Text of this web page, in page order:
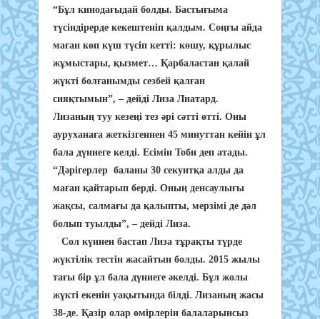
“Бұл кинодағыдай болды. Бастығыма
түсіндірерде кекештеніп қалдым. Соңғы айда
маған көп күш түсіп кетті: көшу, құрылыс
жұмыстары, қызмет… Қарбаластан қалай
жүкті болғанымды сезбей қалған
сияқтымын”, – дейді Лиза Лиатард.
Лизаның туу кезеңі тез әрі сәтті өтті. Оны
ауруханаға жеткізгеннен 45 минуттан кейін ұл
бала дүниеге келді. Есімін Тоби деп атады.
“Дәрігерлер баланы 30 секунтқа алды да
маған қайтарып берді. Оның денсаулығы
жақсы, салмағы да қалыпты, мерзімі де дәл
болып туылды”, – дейді Лиза.
Сол күннен бастап Лиза тұрақты түрде
жүктілік тестін жасайтын болды. 2015 жылы
тағы бір ұл бала дүниеге әкелді. Бұл жолы
жүкті екенін уақытында білді. Лизаның жасы
38-де. Қазір олар өмірлерін балаларынсыз